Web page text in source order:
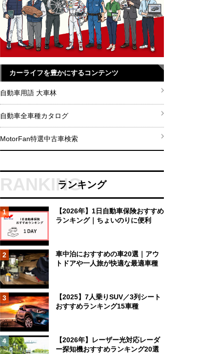
カーライフを豊かにするコンテンツ
自動車用語 大車林
自動車全車種カタログ
MotorFan特選中古車検索
ランキング
1
【2026年】1日自動車保険おすすめ
ランキング｜ちょいのりに便利
2
車中泊におすすめの車20選｜アウ
トドアや一人旅が快適な最適車種
3
【2025】7人乗りSUV／3列シート
おすすめランキング15車種
4
【2026年】レーザー光対応レーダ
ー探知機おすすめランキング20選